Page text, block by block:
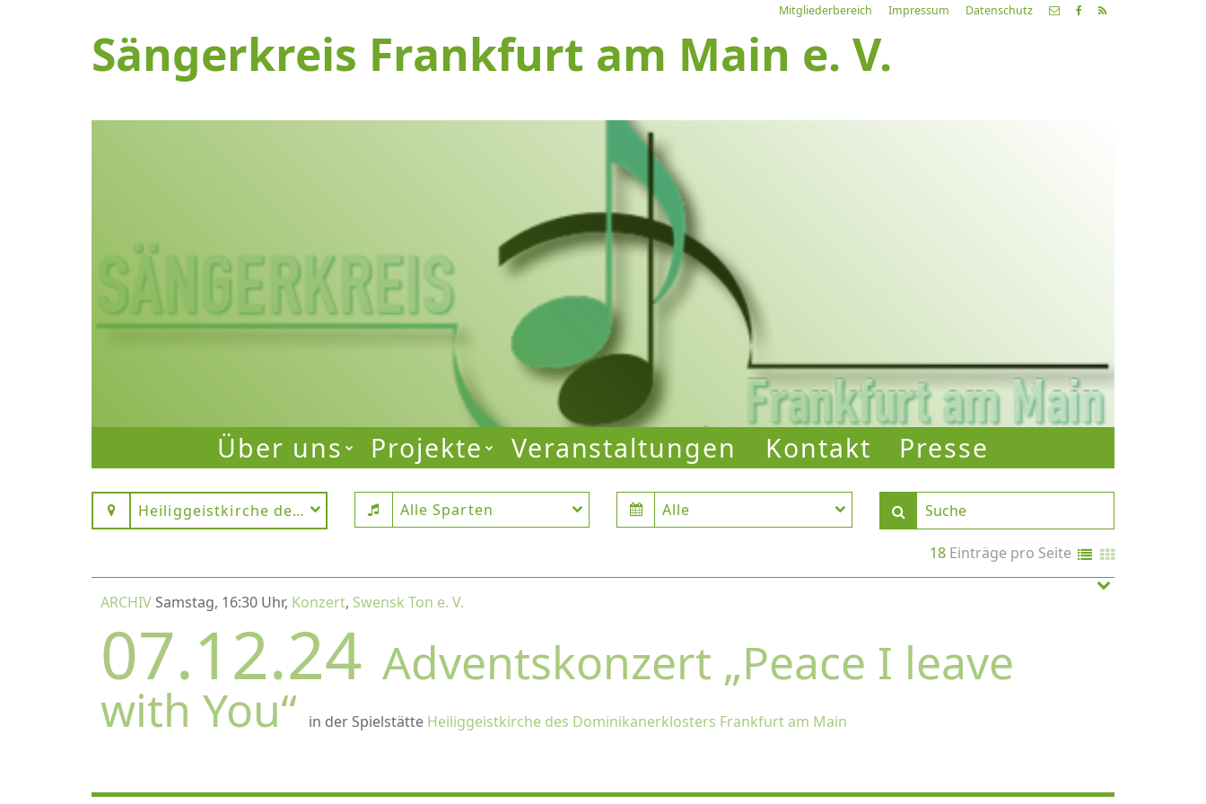
Mitgliederbereich Impressum Datenschutz
Sängerkreis Frankfurt am Main e. V.
Letzte Alle
Über uns Projekte Veranstaltungen Kontakt Presse
Heiliggeistkirche des Dominikanerklosters Frankfurt am Main
Alle Sparten Alle
18 Einträge pro Seite
ARCHIVSamstag, 16:30 Uhr, Konzert, Swensk Ton e. V.
07.12.24 Adventskonzert „Peace I leave
with You“ in der Spielstätte Heiliggeistkirche des Dominikanerklosters Frankfurt am Main